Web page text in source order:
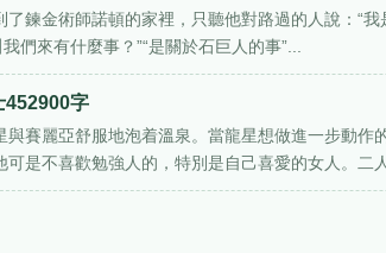
了鍊金術師諾頓的家裡，只聽他對路過的人說：“
們來有什麼事？”“是關於石巨人的事”...
452900字
與賽麗亞舒服地泡着溫泉。當龍星想做進一步動
可是不喜歡勉強人的，特別是自己喜愛的女人。二人